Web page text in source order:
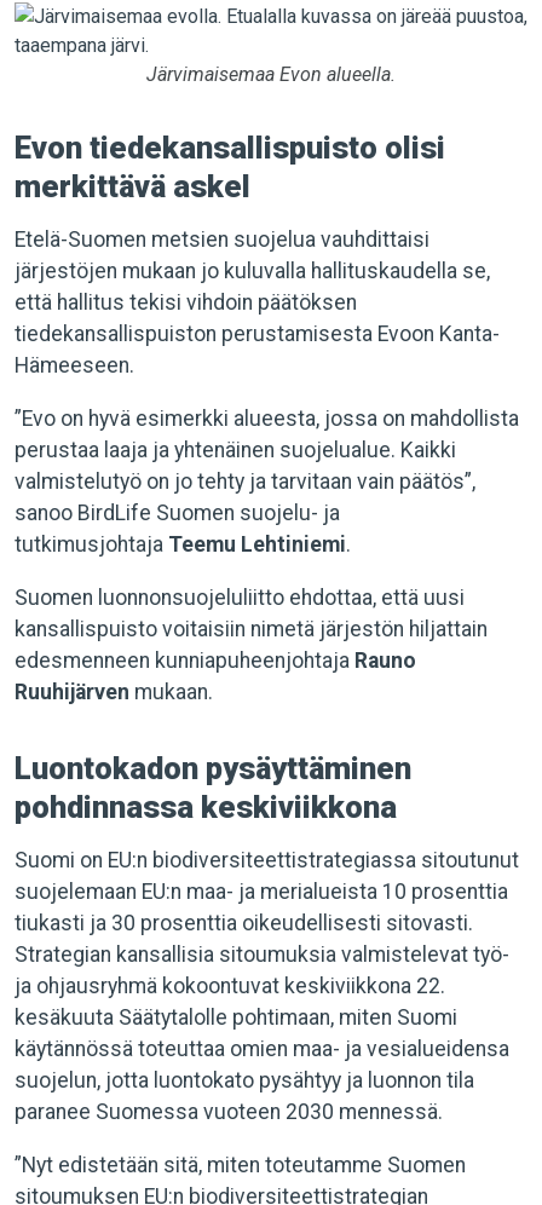
Järvimaisemaa Evon alueella.
Evon tiedekansallispuisto olisi
merkittävä askel
Etelä-Suomen metsien suojelua vauhdittaisi
järjestöjen mukaan jo kuluvalla hallituskaudella se,
että hallitus tekisi vihdoin päätöksen
tiedekansallispuiston perustamisesta Evoon Kanta-
Hämeeseen.
”Evo on hyvä esimerkki alueesta, jossa on mahdollista
perustaa laaja ja yhtenäinen suojelualue. Kaikki
valmistelutyö on jo tehty ja tarvitaan vain päätös”,
sanoo BirdLife Suomen suojelu- ja
tutkimusjohtaja Teemu Lehtiniemi.
Suomen luonnonsuojeluliitto ehdottaa, että uusi
kansallispuisto voitaisiin nimetä järjestön hiljattain
edesmenneen kunniapuheenjohtaja Rauno
Ruuhijärven mukaan.
Luontokadon pysäyttäminen
pohdinnassa keskiviikkona
Suomi on EU:n biodiversiteettistrategiassa sitoutunut
suojelemaan EU:n maa- ja merialueista 10 prosenttia
tiukasti ja 30 prosenttia oikeudellisesti sitovasti.
Strategian kansallisia sitoumuksia valmistelevat työ-
ja ohjausryhmä kokoontuvat keskiviikkona 22.
kesäkuuta Säätytalolle pohtimaan, miten Suomi
käytännössä toteuttaa omien maa- ja vesialueidensa
suojelun, jotta luontokato pysähtyy ja luonnon tila
paranee Suomessa vuoteen 2030 mennessä.
”Nyt edistetään sitä, miten toteutamme Suomen
sitoumuksen EU:n biodiversiteettistrategian